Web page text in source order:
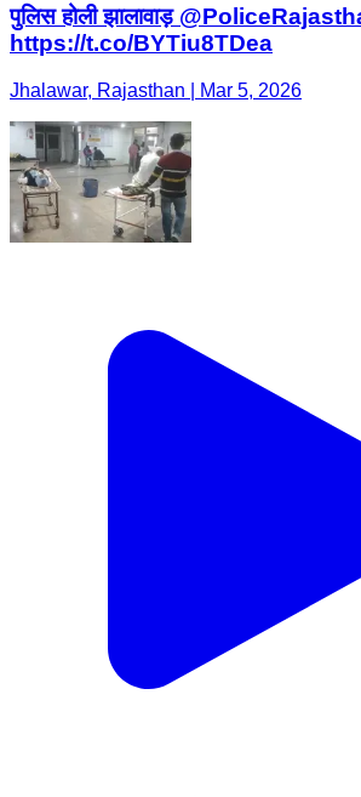
पुलिस होली झालावाड़
https://t.co/BYTiu8TDea
Jhalawar, Rajasthan | Mar 5, 2026